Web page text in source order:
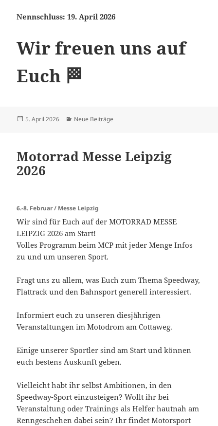
Nennschluss: 19. April 2026
Wir freuen uns auf
Euch 🏁
Veröffentlicht
5. April 2026 Kategorien
Neue Beiträge
Motorrad Messe Leipzig
2026
6.-8. Februar / Messe Leipzig
Wir sind für Euch auf der MOTORRAD MESSE
LEIPZIG 2026 am Start!
Volles Programm beim MCP mit jeder Menge Infos
zu und um unseren Sport.
Fragt uns zu allem, was Euch zum Thema Speedway,
Flattrack und den Bahnsport generell interessiert.
Informiert euch zu unseren diesjährigen
Veranstaltungen im Motodrom am Cottaweg.
Einige unserer Sportler sind am Start und können
euch bestens Auskunft geben.
Vielleicht habt ihr selbst Ambitionen, in den
Speedway-Sport einzusteigen? Wollt ihr bei
Veranstaltung oder Trainings als Helfer hautnah am
Renngeschehen dabei sein? Ihr findet Motorsport